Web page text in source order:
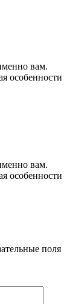
вам.
особенности
вам.
особенности
поля